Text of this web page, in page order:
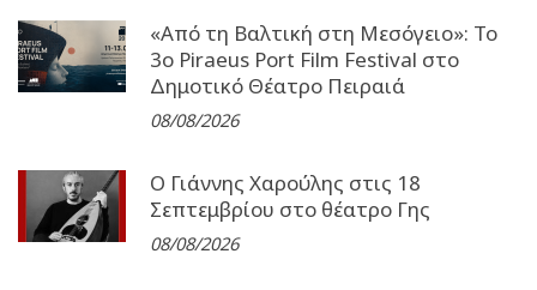
«Από τη Βαλτική στη Μεσόγειο»: Το
3o Piraeus Port Film Festival στο
Δημοτικό Θέατρο Πειραιά
08/08/2026
Ο Γιάννης Χαρούλης στις 18
Σεπτεμβρίου στο θέατρο Γης
08/08/2026